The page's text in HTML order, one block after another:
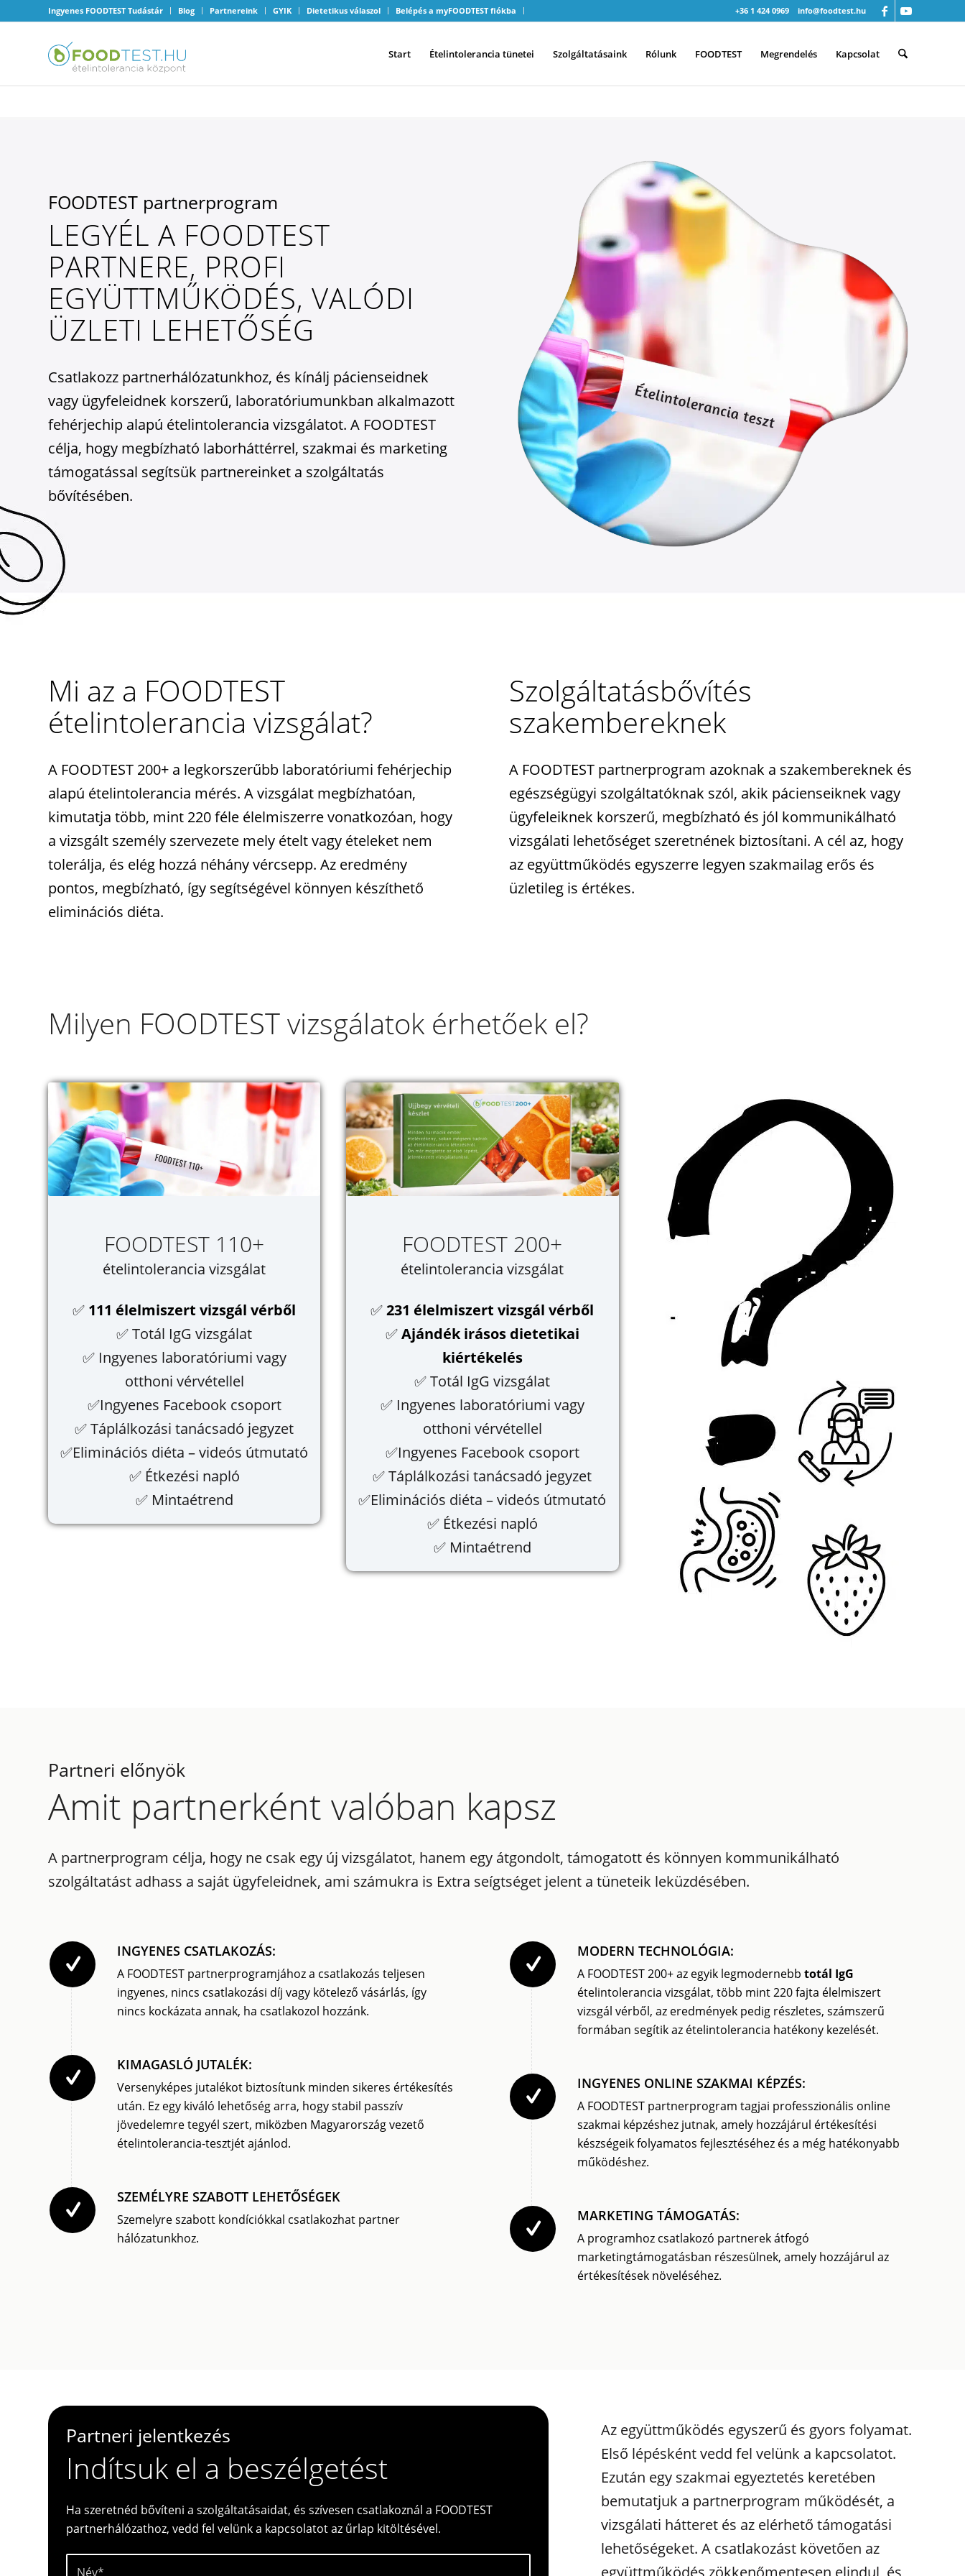
Ingyenes FOODTEST Tudástár Blog Partnereink GYIK Dietetikus válaszol Belépés a myFOODTEST fiókba +36 1 424 0969 info@foodtest.hu
Start Ételintolerancia tünetei Szolgáltatásaink Rólunk FOODTEST Megrendelés Kapcsolat
FOODTEST partnerprogram
LEGYÉL A FOODTEST
PARTNERE, PROFI
EGYÜTTMŰKÖDÉS, VALÓDI
ÜZLETI LEHETŐSÉG
Csatlakozz partnerhálózatunkhoz, és kínálj pácienseidnek
vagy ügyfeleidnek korszerű, laboratóriumunkban alkalmazott
fehérjechip alapú ételintolerancia vizsgálatot. A FOODTEST
célja, hogy megbízható laborháttérrel, szakmai és marketing
támogatással segítsük partnereinket a szolgáltatás
bővítésében.
Mi az a FOODTEST
ételintolerancia vizsgálat?
A FOODTEST 200+ a legkorszerűbb laboratóriumi fehérjechip
alapú ételintolerancia mérés. A vizsgálat megbízhatóan,
kimutatja több, mint 220 féle élelmiszerre vonatkozóan, hogy
a vizsgált személy szervezete mely ételt vagy ételeket nem
tolerálja, és elég hozzá néhány vércsepp. Az eredmény
pontos, megbízható, így segítségével könnyen készíthető
eliminációs diéta.
Szolgáltatásbővítés
szakembereknek
A FOODTEST partnerprogram azoknak a szakembereknek és
egészségügyi szolgáltatóknak szól, akik pácienseiknek vagy
ügyfeleiknek korszerű, megbízható és jól kommunikálható
vizsgálati lehetőséget szeretnének biztosítani. A cél az, hogy
az együttműködés egyszerre legyen szakmailag erős és
üzletileg is értékes.
Milyen FOODTEST vizsgálatok érhetőek el?
FOODTEST 110+
ételintolerancia vizsgálat
✅ 111 élelmiszert vizsgál vérből
✅ Totál IgG vizsgálat
✅ Ingyenes laboratóriumi vagy
otthoni vérvétellel
✅Ingyenes Facebook csoport
✅ Táplálkozási tanácsadó jegyzet
✅Eliminációs diéta – videós útmutató
✅ Étkezési napló
✅ Mintaétrend
FOODTEST 200+
ételintolerancia vizsgálat
✅231 élelmiszert vizsgál vérből
✅Ajándék irásos dietetikai
kiértékelés
✅ Totál IgG vizsgálat
✅ Ingyenes laboratóriumi vagy
otthoni vérvétellel
✅Ingyenes Facebook csoport
✅ Táplálkozási tanácsadó jegyzet
✅Eliminációs diéta – videós útmutató
✅ Étkezési napló
✅ Mintaétrend
Partneri előnyök
Amit partnerként valóban kapsz
A partnerprogram célja, hogy ne csak egy új vizsgálatot, hanem egy átgondolt, támogatott és könnyen kommunikálható
szolgáltatást adhass a saját ügyfeleidnek, ami számukra is Extra seígtséget jelent a tüneteik leküzdésében.
INGYENES CSATLAKOZÁS:
A FOODTEST partnerprogramjához a csatlakozás teljesen
ingyenes, nincs csatlakozási díj vagy kötelező vásárlás, így
nincs kockázata annak, ha csatlakozol hozzánk.
KIMAGASLÓ JUTALÉK:
Versenyképes jutalékot biztosítunk minden sikeres értékesítés
után. Ez egy kiváló lehetőség arra, hogy stabil passzív
jövedelemre tegyél szert, miközben Magyarország vezető
ételintolerancia-tesztjét ajánlod.
SZEMÉLYRE SZABOTT LEHETŐSÉGEK
Szemelyre szabott kondíciókkal csatlakozhat partner
hálózatunkhoz.
MODERN TECHNOLÓGIA:
A FOODTEST 200+ az egyik legmodernebbtotál IgG
ételintolerancia vizsgálat, több mint 220 fajta élelmiszert
vizsgál vérből, az eredmények pedig részletes, számszerű
formában segítik az ételintolerancia hatékony kezelését.
INGYENES ONLINE SZAKMAI KÉPZÉS:
A FOODTEST partnerprogram tagjai professzionális online
szakmai képzéshez jutnak, amely hozzájárul értékesítési
készségeik folyamatos fejlesztéséhez és a még hatékonyabb
működéshez.
MARKETING TÁMOGATÁS:
A programhoz csatlakozó partnerek átfogó
marketingtámogatásban részesülnek, amely hozzájárul az
értékesítések növeléséhez.
Partneri jelentkezés
Indítsuk el a beszélgetést
Ha szeretnéd bővíteni a szolgáltatásaidat, és szívesen csatlakoznál a FOODTEST
partnerhálózathoz, vedd fel velünk a kapcsolatot az űrlap kitöltésével.
Az együttműködés egyszerű és gyors folyamat.
Első lépésként vedd fel velünk a kapcsolatot.
Ezután egy szakmai egyeztetés keretében
bemutatjuk a partnerprogram működését, a
vizsgálati hátteret és az elérhető támogatási
lehetőségeket. A csatlakozást követően az
együttműködés zökkenőmentesen elindul, és